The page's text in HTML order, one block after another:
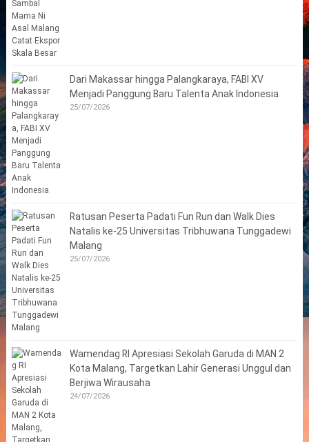
Dari Makassar hingga Palangkaraya, FABI XV
Menjadi Panggung Baru Talenta Anak Indonesia
25/07/2026
Ratusan Peserta Padati Fun Run dan Walk Dies
Natalis ke-25 Universitas Tribhuwana Tunggadewi
Malang
25/07/2026
Wamendag RI Apresiasi Sekolah Garuda di MAN 2
Kota Malang, Targetkan Lahir Generasi Unggul dan
Berjiwa Wirausaha
24/07/2026